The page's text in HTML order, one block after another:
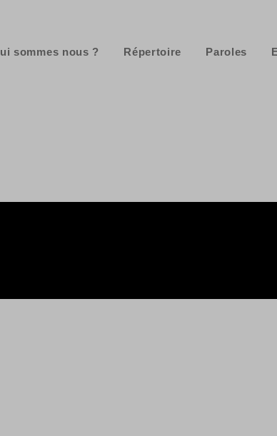
sommes nous ? Répertoire Paroles